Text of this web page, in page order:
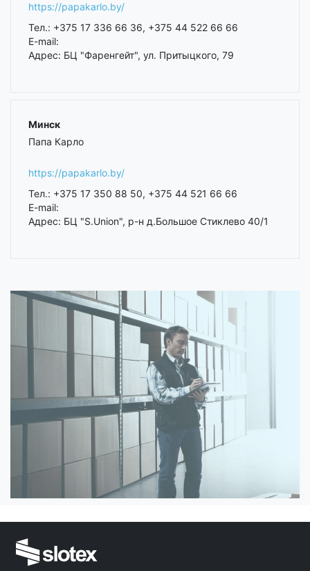
https://papakarlo.by/
Тел.: +375 17 336 66 36, +375 44 522 66 66
E-mail:
Адрес: БЦ "Фаренгейт", ул. Притыцкого, 79
Минск
Папа Карло
https://papakarlo.by/
Тел.: +375 17 350 88 50, +375 44 521 66 66
E-mail:
Адрес: БЦ "S.Union", р-н д.Большое Стиклево 40/1